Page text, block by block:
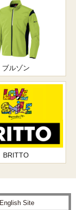
ブルゾン
BRITTO
English Site